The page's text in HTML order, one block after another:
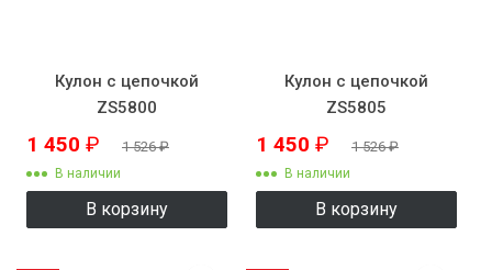
Кулон с цепочкой
ZS5800
1 450 ₽ 1 526₽
В наличии
В корзину
Кулон с цепочкой
ZS5805
1 450 ₽ 1 526₽
В наличии
В корзину